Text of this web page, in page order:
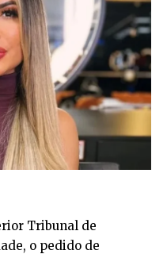
Tribunal de
o pedido de